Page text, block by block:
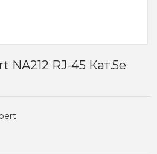
NA212 RJ-45 Кат.5e